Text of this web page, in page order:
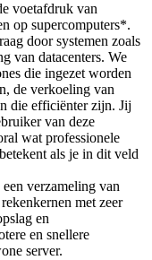
voetafdruk van
op supercomputers*.
door systemen zoals
van datacenters. We
die ingezet worden
de verkoeling van
die efficiënter zijn. Jij
van deze
wat professionele
als je in dit veld
verzameling van
met zeer
en
en snellere
server.